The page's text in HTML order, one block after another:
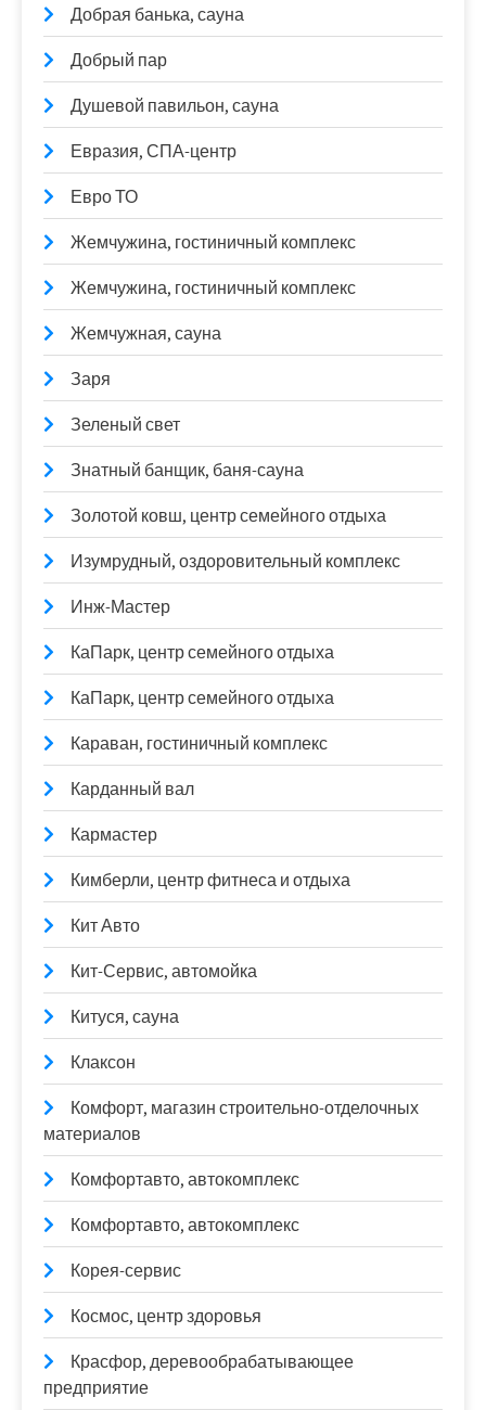
Добрая банька, сауна
Добрый пар
Душевой павильон, сауна
Евразия, СПА-центр
Евро ТО
Жемчужина, гостиничный комплекс
Жемчужина, гостиничный комплекс
Жемчужная, сауна
Заря
Зеленый свет
Знатный банщик, баня-сауна
Золотой ковш, центр семейного отдыха
Изумрудный, оздоровительный комплекс
Инж-Мастер
КаПарк, центр семейного отдыха
КаПарк, центр семейного отдыха
Караван, гостиничный комплекс
Карданный вал
Кармастер
Кимберли, центр фитнеса и отдыха
Кит Авто
Кит-Сервис, автомойка
Китуся, сауна
Клаксон
Комфорт, магазин строительно-отделочных
материалов
Комфортавто, автокомплекс
Комфортавто, автокомплекс
Корея-сервис
Космос, центр здоровья
Красфор, деревообрабатывающее
предприятие